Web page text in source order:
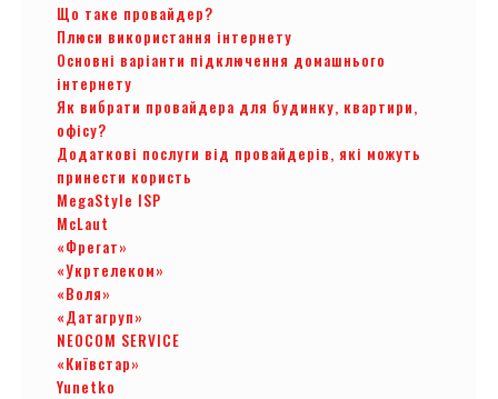
Що таке провайдер?
Плюси використання інтернету
Основні варіанти підключення домашнього
інтернету
Як вибрати провайдера для будинку, квартири,
офісу?
Додаткові послуги від провайдерів, які можуть
принести користь
MegaStyle ISP
McLaut
«Фрегат»
«Укртелеком»
«Воля»
«Датагруп»
NEOCOM SERVICE
«Київстар»
Yunetko